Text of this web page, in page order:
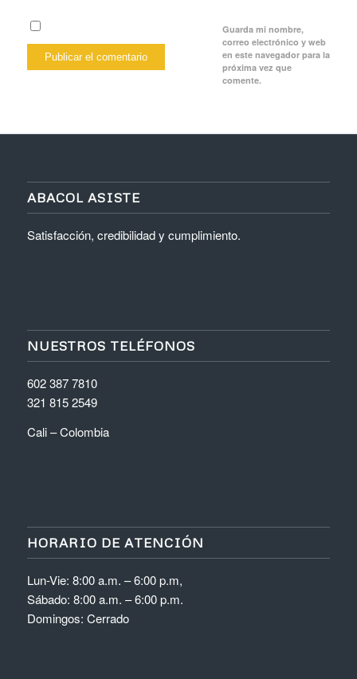
Guarda mi nombre,
correo electrónico y web
en este navegador para la
próxima vez que
comente.
ABACOL ASISTE
Satisfacción, credibilidad y cumplimiento.
NUESTROS TELÉFONOS
602 387 7810
321 815 2549
Cali – Colombia
HORARIO DE ATENCIÓN
Lun-Vie: 8:00 a.m. – 6:00 p.m,
Sábado: 8:00 a.m. – 6:00 p.m.
Domingos: Cerrado